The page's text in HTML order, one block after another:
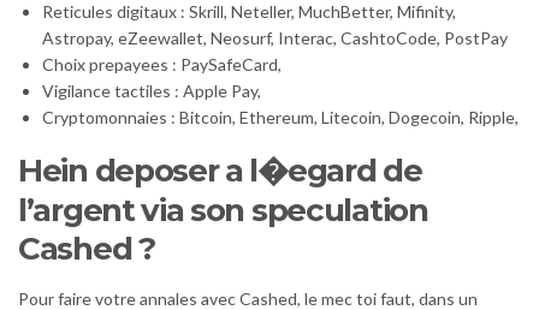
Reticules digitaux : Skrill, Neteller, MuchBetter, Mifinity,
Astropay, eZeewallet, Neosurf, Interac, CashtoCode, PostPay
Choix prepayees : PaySafeCard,
Vigilance tactiles : Apple Pay,
Cryptomonnaies : Bitcoin, Ethereum, Litecoin, Dogecoin, Ripple,
Hein deposer a l�egard de
l’argent via son speculation
Cashed ?
Pour faire votre annales avec Cashed, le mec toi faut, dans un